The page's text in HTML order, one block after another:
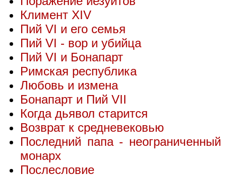
Климент XIV
Пий VI и его семья
Пий VI - вор и убийца
Пий VI и Бонапарт
Римская республика
Любовь и измена
Бонапарт и Пий VII
Когда дьявол старится
Возврат к средневековью
Последний папа - неограниченный
монарх
Послесловие